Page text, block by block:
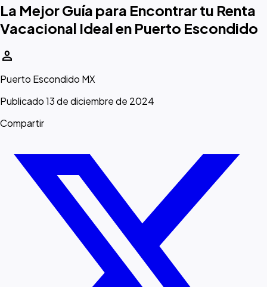
La Mejor Guía para Encontrar tu Renta
Vacacional Ideal en Puerto Escondido
person
Puerto Escondido MX
Publicado 13 de diciembre de 2024
Compartir